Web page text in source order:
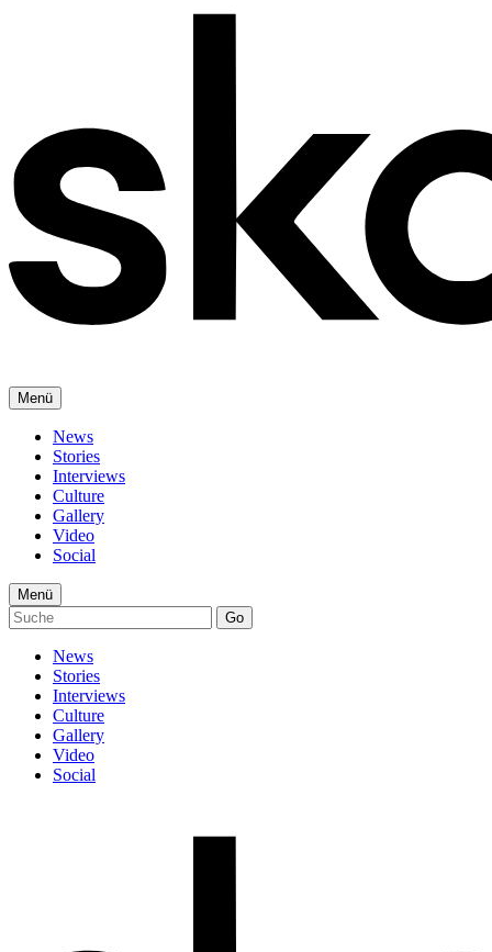
Menü
News
Stories
Interviews
Culture
Gallery
Video
Social
Menü
Go
News
Stories
Interviews
Culture
Gallery
Video
Social